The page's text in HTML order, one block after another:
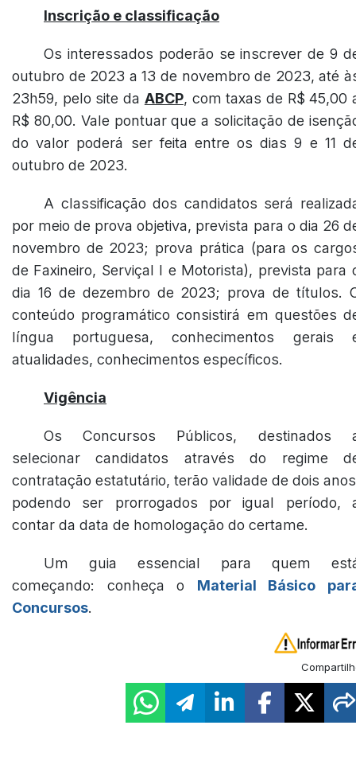
Inscrição e classificação
Os interessados poderão se inscrever de 9
outubro de 2023 a 13 de novembro de 2023, até
23h59, pelo site da ABCP, com taxas de R$ 45,00
R$ 80,00. Vale pontuar que a solicitação de
do valor poderá ser feita entre os dias 9 e 11
outubro de 2023.
A classificação dos candidatos será
por meio de prova objetiva, prevista para o dia 26
novembro de 2023; prova prática (para os
de Faxineiro, Serviçal I e Motorista), prevista para
dia 16 de dezembro de 2023; prova de títulos.
conteúdo programático consistirá em questões
língua portuguesa, conhecimentos gerais
atualidades, conhecimentos específicos.
Vigência
Os Concursos Públicos, destinados
selecionar candidatos através do regime
contratação estatutário, terão validade de dois
podendo ser prorrogados por igual período,
contar da data de homologação do certame.
Um guia essencial para quem
começando: conheça o Material Básico
Concursos.